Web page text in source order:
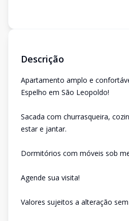
Descrição
Apartamento amplo e
Espelho em São Leopoldo!
Sacada com churrasqueira,
estar e jantar.
Dormitórios com móveis sob
Agende sua visita!
Valores sujeitos a alteração